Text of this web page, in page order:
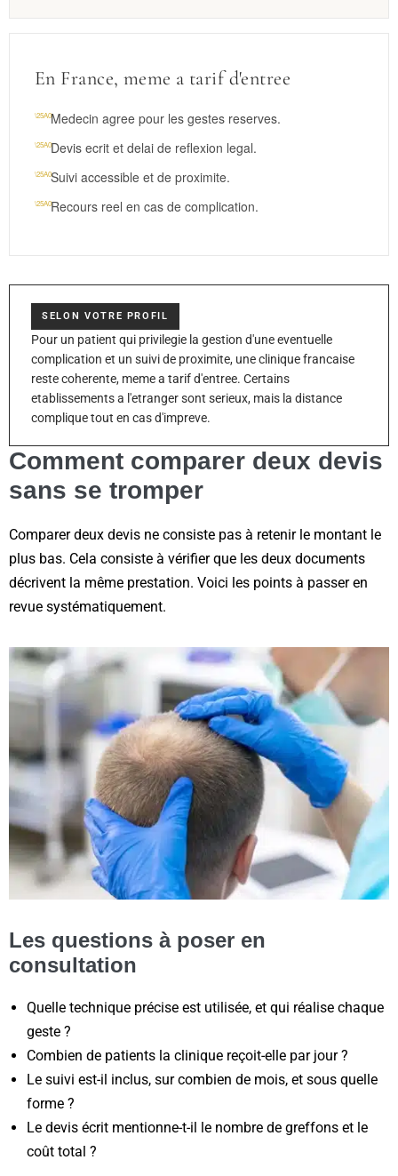
En France, meme a tarif d'entree
Medecin agree pour les gestes reserves.
Devis ecrit et delai de reflexion legal.
Suivi accessible et de proximite.
Recours reel en cas de complication.
SELON VOTRE PROFIL
Pour un patient qui privilegie la gestion d'une eventuelle
complication et un suivi de proximite, une clinique francaise
reste coherente, meme a tarif d'entree. Certains
etablissements a l'etranger sont serieux, mais la distance
complique tout en cas d'impreve.
Comment comparer deux devis
sans se tromper
Comparer deux devis ne consiste pas à retenir le montant le
plus bas. Cela consiste à vérifier que les deux documents
décrivent la même prestation. Voici les points à passer en
revue systématiquement.
Les questions à poser en
consultation
Quelle technique précise est utilisée, et qui réalise chaque
geste ?
Combien de patients la clinique reçoit-elle par jour ?
Le suivi est-il inclus, sur combien de mois, et sous quelle
forme ?
Le devis écrit mentionne-t-il le nombre de greffons et le
coût total ?